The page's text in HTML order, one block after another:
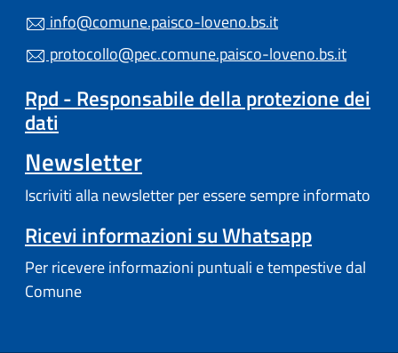
info@comune.paisco-loveno.bs.it
protocollo@pec.comune.paisco-loveno.bs.it
Rpd - Responsabile della protezione dei
dati
Newsletter
Iscriviti alla newsletter per essere sempre informato
Ricevi informazioni su Whatsapp
Per ricevere informazioni puntuali e tempestive dal
Comune